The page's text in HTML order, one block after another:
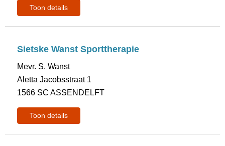
Toon details
Sietske Wanst Sporttherapie
Mevr. S. Wanst
Aletta Jacobsstraat 1
1566 SC ASSENDELFT
Toon details